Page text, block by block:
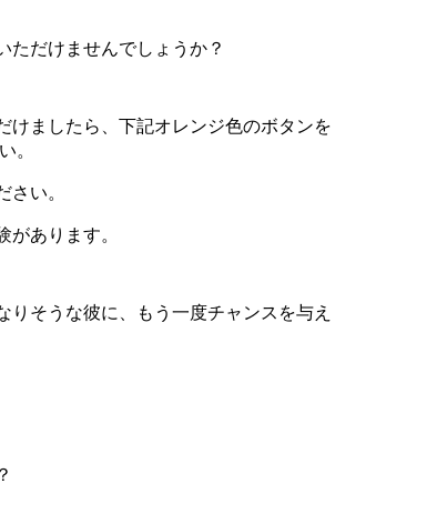
ただけませんでしょうか？
けましたら、下記オレンジ色のボタンを
。
い。
あります。
そうな彼に、もう一度チャンスを与え